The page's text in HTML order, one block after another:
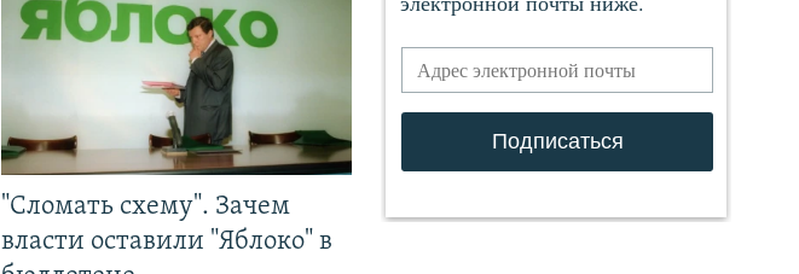
"Сломать схему". Зачем
власти оставили "Яблоко" в